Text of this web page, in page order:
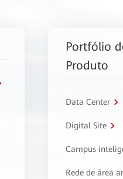
Portfólio
Produto
Data Center
Digital Site
Campus
Rede de área